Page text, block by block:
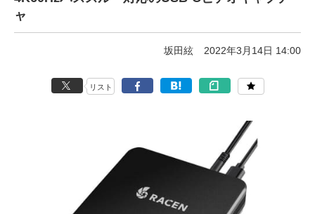
ャ
坂田絃 2022年3月14日 14:00
リスト